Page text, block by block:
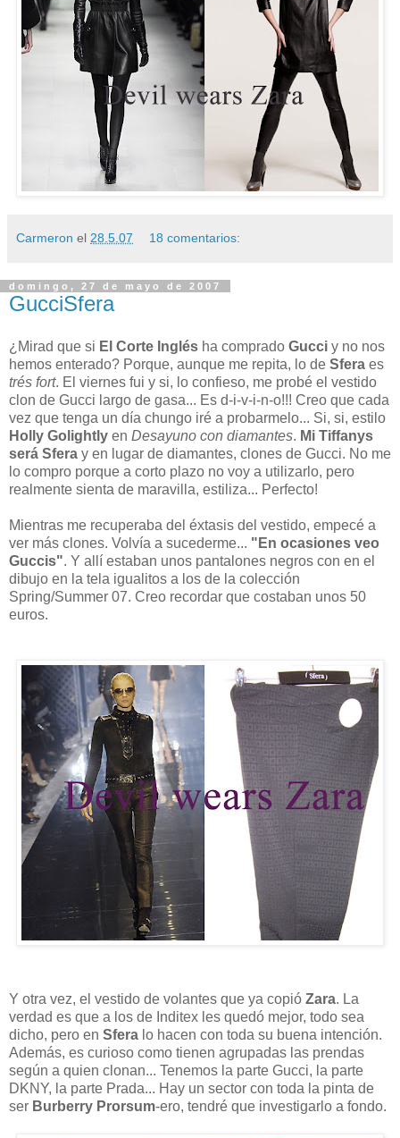
Carmeron el 28.5.07 18 comentarios:
domingo, 27 de mayo de 2007
GucciSfera
¿Mirad que si El Corte Inglés ha comprado Gucci y no nos
hemos enterado? Porque, aunque me repita, lo de Sfera es
trés fort. El viernes fui y si, lo confieso, me probé el vestido
clon de Gucci largo de gasa... Es d-i-v-i-n-o!!! Creo que cada
vez que tenga un día chungo iré a probarmelo... Si, si, estilo
Holly Golightly en Desayuno con diamantes. Mi Tiffanys
será Sfera y en lugar de diamantes, clones de Gucci. No me
lo compro porque a corto plazo no voy a utilizarlo, pero
realmente sienta de maravilla, estiliza... Perfecto!
Mientras me recuperaba del éxtasis del vestido, empecé a
ver más clones. Volvía a sucederme... "En ocasiones veo
Guccis". Y allí estaban unos pantalones negros con en el
dibujo en la tela igualitos a los de la colección
Spring/Summer 07. Creo recordar que costaban unos 50
euros.
Y otra vez, el vestido de volantes que ya copió Zara. La
verdad es que a los de Inditex les quedó mejor, todo sea
dicho, pero en Sfera lo hacen con toda su buena intención.
Además, es curioso como tienen agrupadas las prendas
según a quien clonan... Tenemos la parte Gucci, la parte
DKNY, la parte Prada... Hay un sector con toda la pinta de
ser Burberry Prorsum-ero, tendré que investigarlo a fondo.